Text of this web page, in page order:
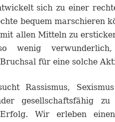
sich zu einer
bequem marschieren
allen Mitteln zu
wenig
für eine solche
Rassismus,
gesellschaftsfähig
Wir erleben